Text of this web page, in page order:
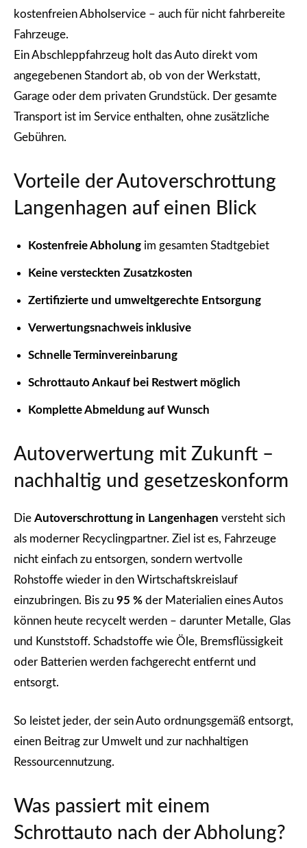
kostenfreien Abholservice – auch für nicht fahrbereite
Fahrzeuge.
Ein Abschleppfahrzeug holt das Auto direkt vom
angegebenen Standort ab, ob von der Werkstatt,
Garage oder dem privaten Grundstück. Der gesamte
Transport ist im Service enthalten, ohne zusätzliche
Gebühren.
Vorteile der Autoverschrottung
Langenhagen auf einen Blick
Kostenfreie Abholung im gesamten Stadtgebiet
Keine versteckten Zusatzkosten
Zertifizierte und umweltgerechte Entsorgung
Verwertungsnachweis inklusive
Schnelle Terminvereinbarung
Schrottauto Ankauf bei Restwert möglich
Komplette Abmeldung auf Wunsch
Autoverwertung mit Zukunft –
nachhaltig und gesetzeskonform
Die Autoverschrottung in Langenhagen versteht sich
als moderner Recyclingpartner. Ziel ist es, Fahrzeuge
nicht einfach zu entsorgen, sondern wertvolle
Rohstoffe wieder in den Wirtschaftskreislauf
einzubringen. Bis zu 95 % der Materialien eines Autos
können heute recycelt werden – darunter Metalle, Glas
und Kunststoff. Schadstoffe wie Öle, Bremsflüssigkeit
oder Batterien werden fachgerecht entfernt und
entsorgt.
So leistet jeder, der sein Auto ordnungsgemäß entsorgt,
einen Beitrag zur Umwelt und zur nachhaltigen
Ressourcennutzung.
Was passiert mit einem
Schrottauto nach der Abholung?